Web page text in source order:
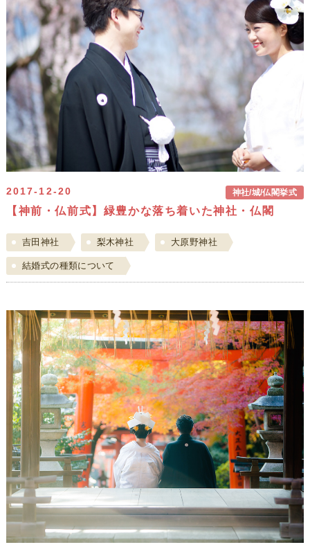
2017-12-20 神社/城/仏閣挙式
【神前・仏前式】緑豊かな落ち着いた神社・仏閣
吉田神社 梨木神社 大原野神社
結婚式の種類について